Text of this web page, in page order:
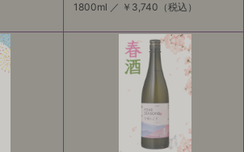
1800ml ／ ￥3,740 （税込）